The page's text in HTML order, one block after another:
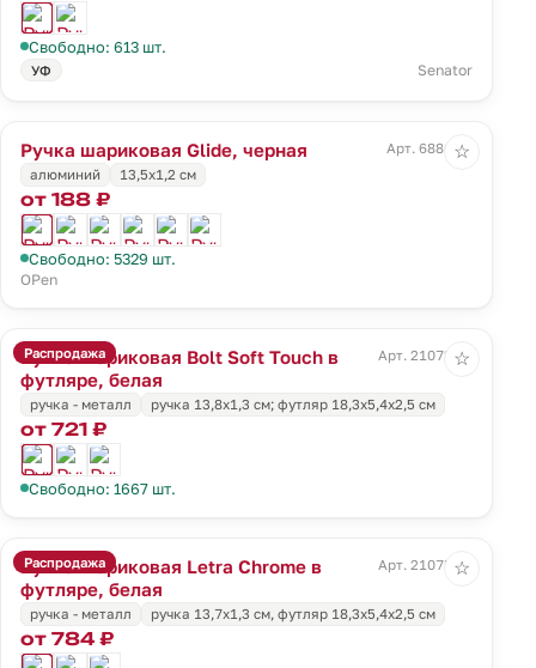
Свободно: 613 шт.
УФ Senator
Ручка шариковая Glide, черная
Арт. 6886.30
алюминий
13,5х1,2 см
от 188 ₽
Свободно: 5329 шт.
OPen
☆
Распродажа
Ручка шариковая Bolt Soft Touch в
футляре, белая
Арт. 21072.60
ручка - металл ручка 13,8х1,3 см; футляр 18,3х5,4х2,5 см
от 721 ₽
Свободно: 1667 шт.
☆
Распродажа
Ручка шариковая Letra Chrome в
футляре, белая
Арт. 21075.60
ручка - металл ручка 13,7х1,3 см, футляр 18,3х5,4х2,5 см
от 784 ₽
☆